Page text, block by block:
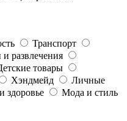
Транспорт
развлечения
товары
Хэндмейд
Личные
здоровье
Мода и стиль